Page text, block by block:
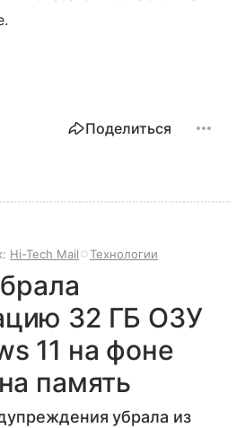
Поделиться
Hi-Tech Mail Технологии
32 ГБ ОЗУ
11 на фоне
память
убрала из